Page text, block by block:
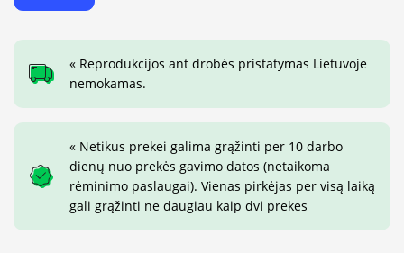
« Reprodukcijos ant drobės pristatymas Lietuvoje
nemokamas.
« Netikus prekei galima grąžinti per 10 darbo
dienų nuo prekės gavimo datos (netaikoma
rėminimo paslaugai). Vienas pirkėjas per visą laiką
gali grąžinti ne daugiau kaip dvi prekes